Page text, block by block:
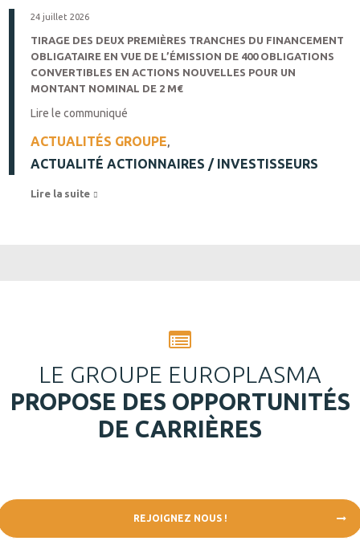
24 juillet 2026
TIRAGE DES DEUX PREMIÈRES TRANCHES DU FINANCEMENT
OBLIGATAIRE EN VUE DE L’ÉMISSION DE 400 OBLIGATIONS
CONVERTIBLES EN ACTIONS NOUVELLES POUR UN
MONTANT NOMINAL DE 2 M€
Lire le communiqué
ACTUALITÉS GROUPE,
ACTUALITÉ ACTIONNAIRES / INVESTISSEURS
Lire la suite
LE GROUPE EUROPLASMA
PROPOSE DES OPPORTUNITÉS
DE CARRIÈRES
REJOIGNEZ NOUS !